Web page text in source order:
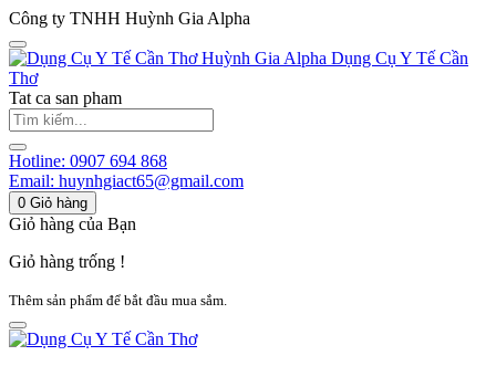
Công ty TNHH Huỳnh Gia Alpha
Huỳnh Gia Alpha Dụng Cụ Y Tế Cần
Thơ
Tat ca san pham
Hotline: 0907 694 868
Email: huynhgiact65@gmail.com
0 Giỏ hàng
Giỏ hàng của Bạn
Giỏ hàng trống !
Thêm sản phẩm để bắt đầu mua sắm.